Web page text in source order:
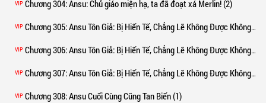
VIP Chương 304: Ansu: Chủ giáo miện hạ, ta đã đoạt xá Merlin! (2)
VIP Chương 305: Ansu Tôn Giả: Bị Hiến Tế, Chẳng Lẽ Không Được Không? (1)
VIP Chương 306: Ansu Tôn Giả: Bị Hiến Tế, Chẳng Lẽ Không Được Không? (Phần 2) (1)
VIP Chương 307: Ansu Tôn Giả: Bị Hiến Tế, Chẳng Lẽ Không Được Không? (Phần 2) (2)
VIP Chương 308: Ansu Cuối Cùng Cũng Tan Biến (1)